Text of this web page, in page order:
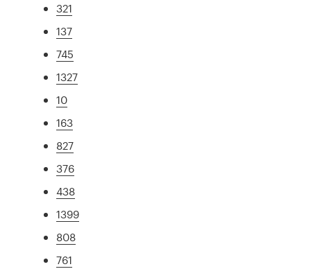
321
137
745
1327
10
163
827
376
438
1399
808
761